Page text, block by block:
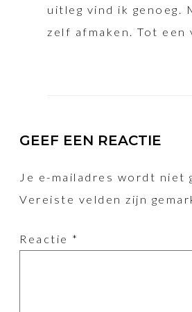
uitleg vind ik genoeg.
zelf afmaken. Tot een
GEEF EEN REACTIE
Je e-mailadres wordt niet
Vereiste velden zijn
Reactie *